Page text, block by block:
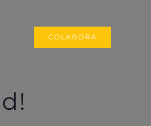
COLABORA